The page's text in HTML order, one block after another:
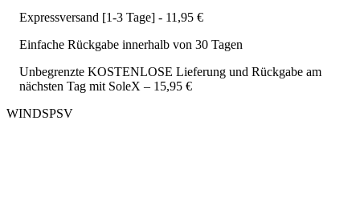
Expressversand [1-3 Tage] - 11,95 €
Einfache Rückgabe innerhalb von 30 Tagen
Unbegrenzte KOSTENLOSE Lieferung und Rückgabe am
nächsten Tag mit SoleX – 15,95 €
WINDSPSV